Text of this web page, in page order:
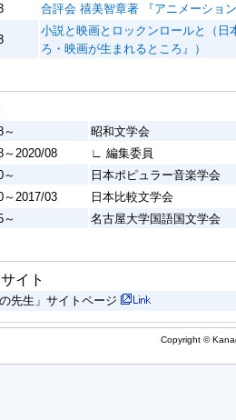
合評会 禧美智章著 『アニメーショ
小説と映画とロックンロールと（
ろ・映画が生まれるところ』）
～
昭和文学会
～2020/08
∟ 編集委員
～
日本ポピュラー音楽学会
～2017/03
日本比較文学会
～ 名古屋大学国語国文学会
イト
の先生」サイトページ
Copyright ©